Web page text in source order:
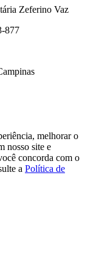
Zeferino Vaz
877
melhorar o
nosso site e
concorda com o
a Política de